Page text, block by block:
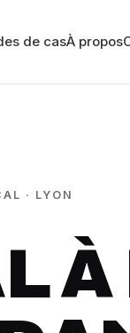
de casÀ propos
· LYON
À